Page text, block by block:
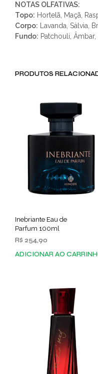
NOTAS OLFATIVAS:
Topo: Hortelã, Maçã,
Corpo: Lavanda, Sálvia,
Fundo: Patchouli, Âmbar,
PRODUTOS
Inebriante Eau de
Parfum 100ml
R$ 254,90
ADICIONAR AO